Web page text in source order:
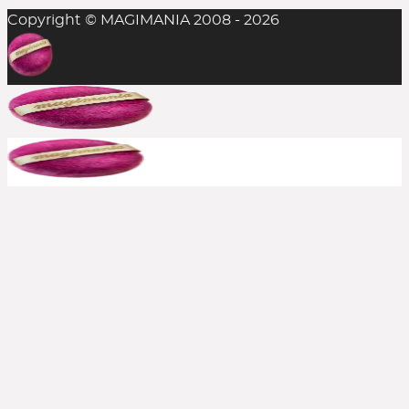
In der Regel ist das Einlösen mehrerer
Rabattcodes auf einen Einkauf nicht möglich,
aber man sollte es stets probieren. Die
Kombination aus Rabattcode und Gratis-
Zugabe(n) gelingt durchaus mal, insofern alle
anderen Bedingungen erfüllt sind.
Bereits reduzierte Produkte sind meist von
Copyright © MAGIMANIA 2008 - 2026